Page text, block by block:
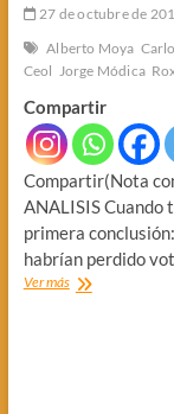
27 de octubre de
Alberto Moya
Ceol Jorge Módica
Compartir
Compartir(Nota
ANALISIS Cuando
primera
habrían perdido
Ver másQUE